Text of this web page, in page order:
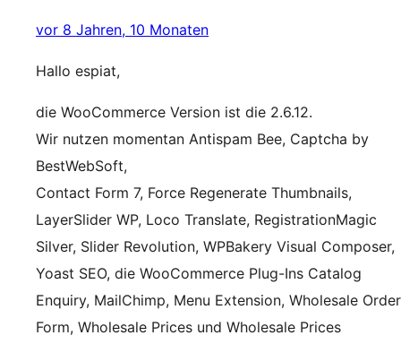
vor 8 Jahren, 10 Monaten
Hallo espiat,
die WooCommerce Version ist die 2.6.12.
Wir nutzen momentan Antispam Bee, Captcha by
BestWebSoft,
Contact Form 7, Force Regenerate Thumbnails,
LayerSlider WP, Loco Translate, RegistrationMagic
Silver, Slider Revolution, WPBakery Visual Composer,
Yoast SEO, die WooCommerce Plug-Ins Catalog
Enquiry, MailChimp, Menu Extension, Wholesale Order
Form, Wholesale Prices und Wholesale Prices